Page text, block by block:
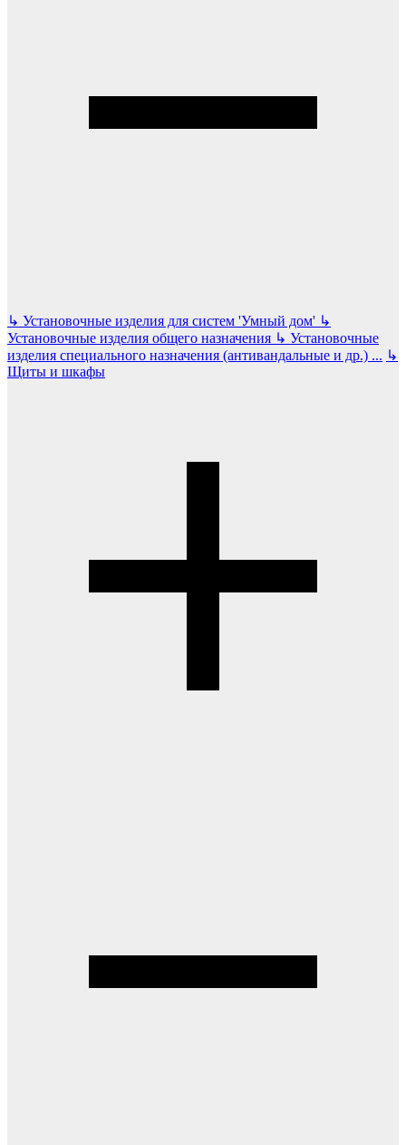
↳ Установочные изделия для систем 'Умный дом' ↳
Установочные изделия общего назначения ↳ Установочные
изделия специального назначения (антивандальные и др.) ... ↳
Щиты и шкафы